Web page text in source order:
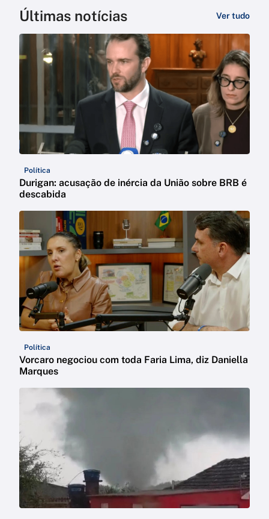
Últimas notícias Ver tudo
Política
Durigan: acusação de inércia da União sobre BRB é
descabida
Política
Vorcaro negociou com toda Faria Lima, diz Daniella
Marques